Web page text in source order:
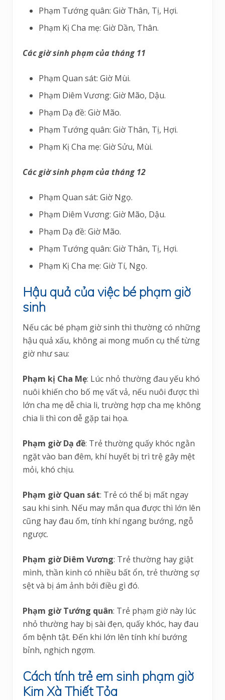
Phạm Tướng quân: Giờ Thân, Tị, Hợi.
Phạm Kị Cha mẹ: Giờ Dần, Thân.
Các giờ sinh phạm của tháng 11
Phạm Quan sát: Giờ Mùi.
Phạm Diêm Vương: Giờ Mão, Dậu.
Phạm Dạ đề: Giờ Mão.
Phạm Tướng quân: Giờ Thân, Tị, Hợi.
Phạm Kị Cha mẹ: Giờ Sửu, Mùi.
Các giờ sinh phạm của tháng 12
Phạm Quan sát: Giờ Ngọ.
Phạm Diêm Vương: Giờ Mão, Dậu.
Phạm Dạ đề: Giờ Mão.
Phạm Tướng quân: Giờ Thân, Tị, Hợi.
Phạm Kị Cha mẹ: Giờ Tí, Ngọ.
Hậu quả của việc bé phạm giờ
sinh
Nếu các bé phạm giờ sinh thì thường có những
hậu quả xấu, không ai mong muốn cụ thể từng
giờ như sau:
Phạm kị Cha Mẹ: Lúc nhỏ thường đau yếu khó
nuôi khiến cho bố mẹ vất vả, nếu nuôi được thì
lớn cha mẹ dễ chia li, trường hợp cha mẹ không
chia li thì con dễ gặp tai họa.
Phạm giờ Dạ đề: Trẻ thường quấy khóc ngằn
ngặt vào ban đêm, khí huyết bị trì trệ gây mệt
mỏi, khó chịu.
Phạm giờ Quan sát: Trẻ có thể bị mất ngay
sau khi sinh. Nếu may mắn qua được thì lớn lên
cũng hay đau ốm, tính khí ngang bướng, ngỗ
ngược.
Phạm giờ Diêm Vương: Trẻ thường hay giật
mình, thần kinh có nhiều bất ổn, trẻ thường sợ
sệt và bị ám ảnh bởi điều gì đó.
Phạm giờ Tướng quân: Trẻ phạm giờ này lúc
nhỏ thường hay bị sài đẹn, quấy khóc, hay đau
ốm bệnh tật. Đến khi lớn lên tính khí bướng
bỉnh, nghịch ngợm.
Cách tính trẻ em sinh phạm giờ
Kim Xà Thiết Tỏa